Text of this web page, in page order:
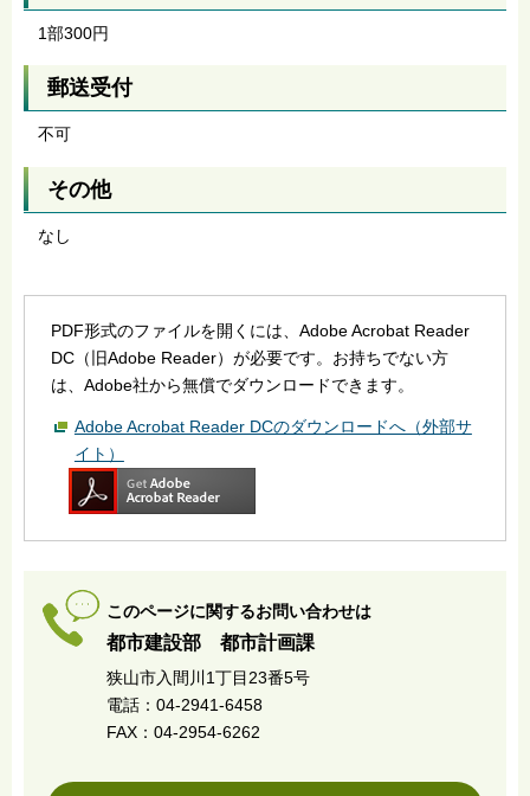
1部300円
郵送受付
不可
その他
なし
PDF形式のファイルを開くには、Adobe Acrobat Reader
DC（旧Adobe Reader）が必要です。お持ちでない方
は、Adobe社から無償でダウンロードできます。
Adobe Acrobat Reader DCのダウンロードへ（外部サ
イト）
このページに関するお問い合わせは
都市建設部 都市計画課
狭山市入間川1丁目23番5号
電話：04-2941-6458
FAX：04-2954-6262